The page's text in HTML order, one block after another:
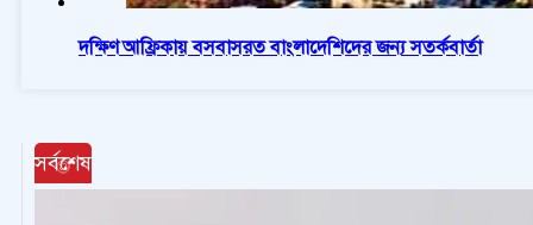
দক্ষিণ আফ্রিকায় বসবাসরত বাংলাদেশিদের জন্য সতর্কবার্তা
সর্বশেষ